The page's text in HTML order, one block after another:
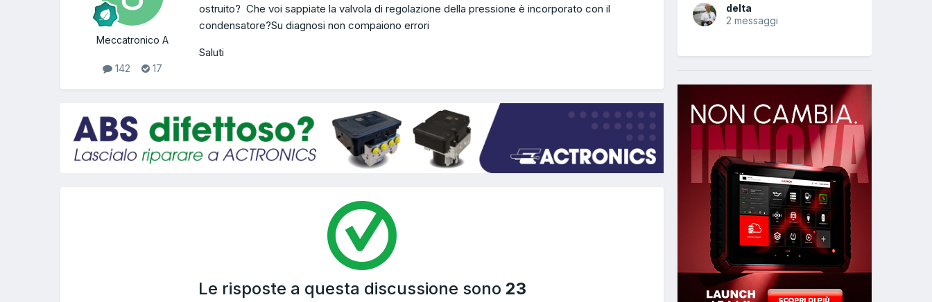
Meccatronico A
142 17
ostruito? Che voi sappiate la valvola di regolazione della pressione è incorporato con il
condensatore?Su diagnosi non compaiono errori
Saluti
Le risposte a questa discussione sono 23
delta
2 messaggi